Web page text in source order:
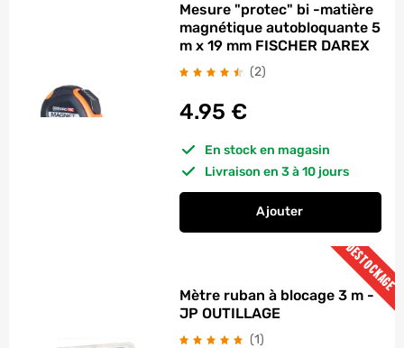
Mesure "protec" bi -matière
magnétique autobloquante 5
m x 19 mm FISCHER DAREX
(2)
4.95 €
En stock en magasin
Livraison en 3 à 10 jours
Ajouter
Mesure "protec" bi
DESTOCKAGE
Mètre ruban à blocage 3 m -
JP OUTILLAGE
(1)